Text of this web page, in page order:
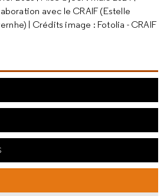
avec le CRAIF (Estelle
| Crédits image : Fotolia - CRAIF